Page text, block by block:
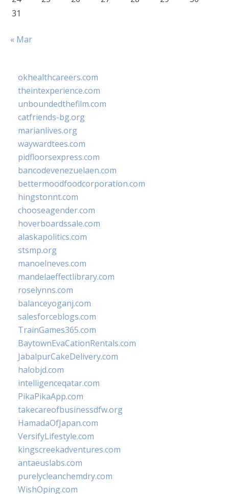
31
« Mar
okhealthcareers.com
theintexperience.com
unboundedthefilm.com
catfriends-bg.org
marianlives.org
waywardtees.com
pidfloorsexpress.com
bancodevenezuelaen.com
bettermoodfoodcorporation.com
hingstonnt.com
chooseagender.com
hoverboardssale.com
alaskapolitics.com
stsmp.org
manoelneves.com
mandelaeffectlibrary.com
roselynns.com
balanceyoganj.com
salesforceblogs.com
TrainGames365.com
BaytownEvaCationRentals.com
JabalpurCakeDelivery.com
halobjd.com
intelligenceqatar.com
PikaPikaApp.com
takecareofbusinessdfw.org
HamadaOfJapan.com
VersifyLifestyle.com
kingscreekadventures.com
antaeuslabs.com
purelycleanchemdry.com
WishOping.com